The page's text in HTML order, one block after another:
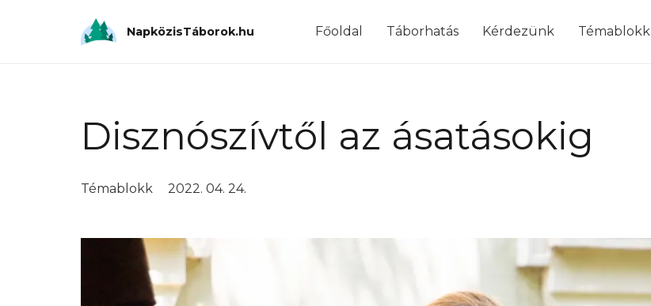
NapközisTáborok.hu Főoldal Táborhatás Kérdezünk Témablokk
Disznószívtől az ásatásokig
Témablokk 2022. 04. 24.